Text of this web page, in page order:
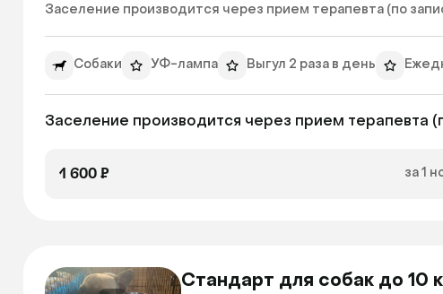
Заселение производится через прием терапевта (по
Собаки УФ-лампа Выгул 2 раза в день
Заселение производится через прием терапевта
1 600 ₽ за 1
Стандарт для собак до 10